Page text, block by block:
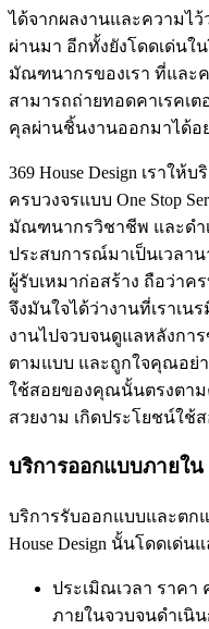
ได้จากผลงานและความไว้
ผ่านมา อีกทั้งยังโดดเด่น
มัณฑนากรของเรา ที่และ
สามารถถ่ายทอดคาเรคเ
คุลผ่านชิ้นงานออกมาได้
369 House Design เราใ
ครบวงจรแบบ One Stop
มัณฑนากรวิชาชีพ และดำ
ประสบการณ์มาเป็นเวลา
ผู้รับเหมาก่อสร้าง ถือว่าค
จึงมันใจได้ว่างานที่เราเ
งานไปจวบจนดูแลหลังกา
ตามแบบ และถูกใจคุณอย่
ใช้สอยของคุณนั้นตรงตา
สวยงาม เกิดประโยชน์ใช้
บริการออกแบบภายใน
บริการรับออกแบบและตก
House Design นั้นโดดเด่
ประเมิณเวลา ราคา
ภายในจวบจนดำเนิ